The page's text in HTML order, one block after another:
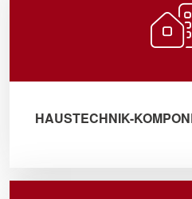
HAUSTECHNIK-